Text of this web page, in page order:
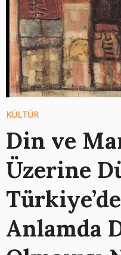
KÜLTÜR
Din ve
Üzerine
Anlamda